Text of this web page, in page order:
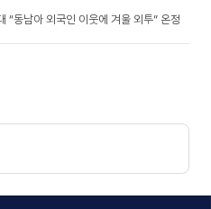
“동남아 외국인 이웃에 겨울 외투” 온정